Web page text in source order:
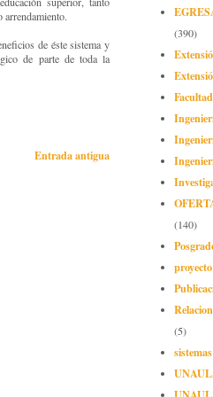
arrendamiento.
de éste sistema y
de parte de toda la
Entrada antigua
(390)
(140)
(5)
sistemas